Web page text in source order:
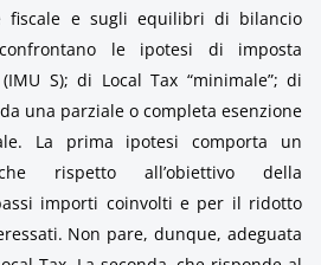
fiscale e sugli equilibri di bilancio
le ipotesi di imposta
S); di Local Tax “minimale”; di
una parziale o completa esenzione
La prima ipotesi comporta un
rispetto all’obiettivo della
importi coinvolti e per il ridotto
Non pare, dunque, adeguata